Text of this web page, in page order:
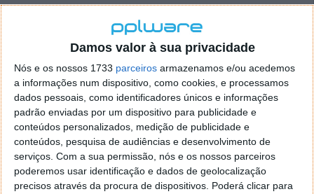
Damos valor à sua privacidade
Nós e os nossos 1733 parceiros armazenamos e/ou acedemos
a informações num dispositivo, como cookies, e processamos
dados pessoais, como identificadores únicos e informações
padrão enviadas por um dispositivo para publicidade e
conteúdos personalizados, medição de publicidade e
conteúdos, pesquisa de audiências e desenvolvimento de
serviços. Com a sua permissão, nós e os nossos parceiros
poderemos usar identificação e dados de geolocalização
precisos através da procura de dispositivos. Poderá clicar para
Além disso, a entidade disse que os "veículos da
Cruise podem não ter a capacidade de responder de
forma segura e adequada durante incidentes que
envolvam um peão".
Após os vários incidentes, a DMV propôs que a Cruise
continuasse a oferecer os seus serviços na Califórnia,
mas incluísse um supervisor humano ao volante. Uma
vez que a General Motors recusou exercer desta
forma, as autoridades decidiram suspender
imediatamente as atividades de toda a frota.